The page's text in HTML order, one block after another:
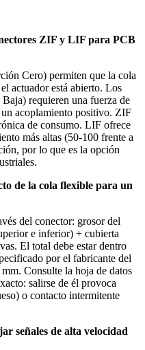
ZIF y LIF para PCB
Cero) permiten que la cola
actuador está abierto. Los
requieren una fuerza de
acoplamiento positivo. ZIF
de consumo. LIF ofrece
más altas (50-100 frente a
por lo que es la opción
de la cola flexible para un
del conector: grosor del
e inferior) + cubierta
El total debe estar dentro
por el fabricante del
Consulte la hoja de datos
salirse de él provoca
o contacto intermitente
señales de alta velocidad